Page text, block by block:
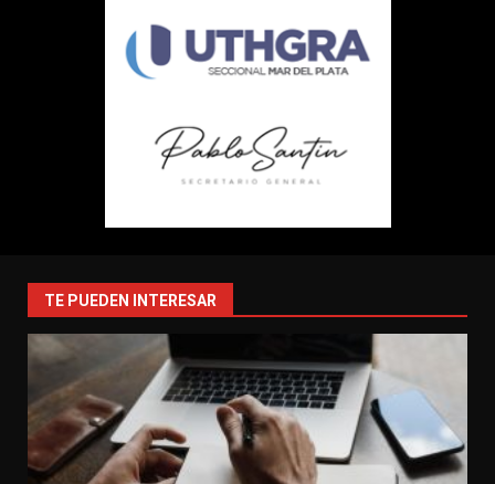
TE PUEDEN INTERESAR